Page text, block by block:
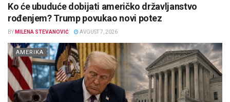
Ko će ubuduće dobijati američko državljanstvo
rođenjem? Trump povukao novi potez
BY MILENA STEVANOVIĆ AVGUST 7, 2026
AMERIKA